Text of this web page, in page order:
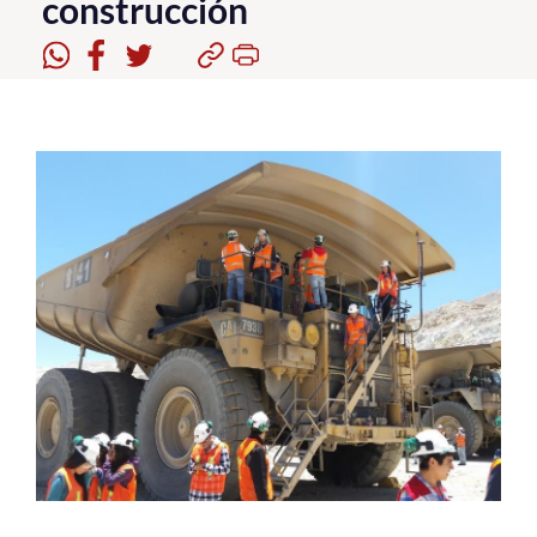
Admisión
Postgrado
Formación Continua
Estudiantes
Académicos
Funcionarios
Alumni
English
construcción